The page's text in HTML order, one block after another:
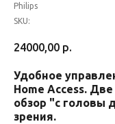
Philips
SKU:
24000,00 р.
Удобное
Home Access.
обзор "с головы
зрения.